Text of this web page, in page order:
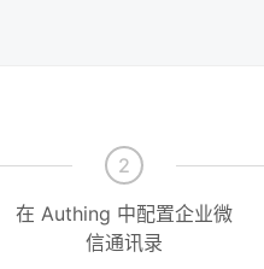
2
在 Authing 中配置企业微
信通讯录